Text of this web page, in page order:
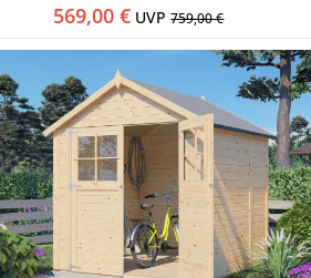
569,00 € UVP759,00 €